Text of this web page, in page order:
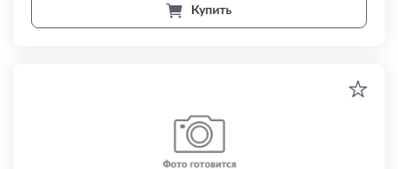
Купить